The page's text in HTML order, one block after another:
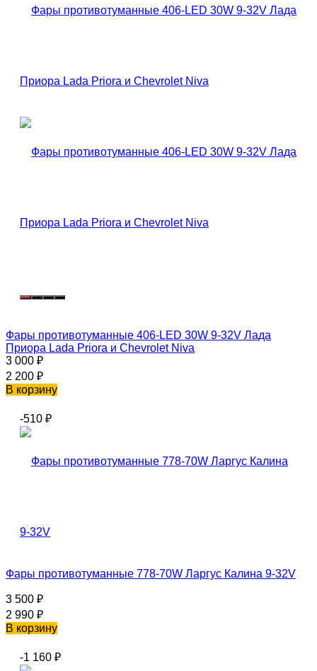
Фары противотуманные 406-LED 30W 9-32V Лада
Приора Lada Priora и Chevrolet Niva
3 000 ₽
2 200 ₽
В корзину
-510 ₽
Фары противотуманные 778-70W Ларгус Калина 9-32V
3 500 ₽
2 990 ₽
В корзину
-1 160 ₽